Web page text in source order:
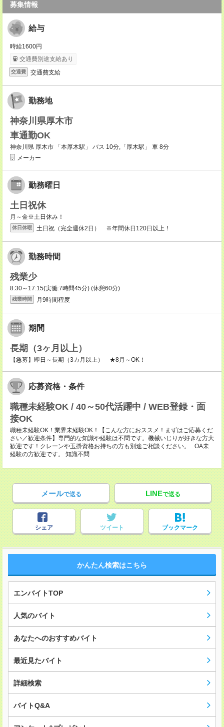
募集情報
給与
時給1600円
交通費別途支給あり
交通費 交通費支給
勤務地
神奈川県厚木市
車通勤OK
神奈川県 厚木市 「本厚木駅」 バス 10分,「厚木駅」 車 8分
メーカー
勤務曜日
土日祝休
月～金※土日休み！
休日休暇 土日祝（完全週休2日） ※年間休日120日以上！
勤務時間
残業少
8:30～17:15(実働:7時間45分) (休憩60分)
残業時間 月9時間程度
期間
長期（3ヶ月以上）
【急募】即日～長期（3カ月以上） ★8月～OK！
応募資格・条件
職種未経験OK / 40～50代活躍中 / WEB登録・面
接OK
職種未経験OK！業界未経験OK！【こんな方におススメ！まずはご応募くだ
さい／歓迎条件】専門的な知識や経験は不問です。機械いじりが好きな方大
歓迎です！クレーンや玉掛資格お持ちの方も別途ご相談ください。 OA未
経験の方歓迎です。 知識不問
メールで送る LINEで送る
シェア ツイート ブックマーク
かんたん検索はこちら
エンバイトTOP
人気のバイト
あなたへのおすすめバイト
最近見たバイト
詳細検索
バイトQ&A